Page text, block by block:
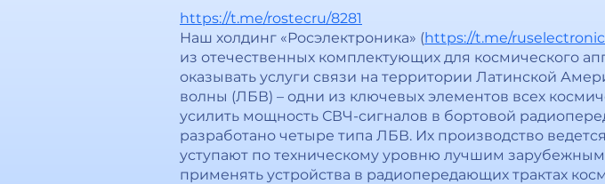
https://t.me/rostecru/8281
Наш холдинг «Росэлектроника» (https://t.me/
из отечественных комплектующих для космического
оказывать услуги связи на территории Латинской
волны (ЛБВ) – одни из ключевых элементов всех
усилить мощность СВЧ-сигналов в бортовой
разработано четыре типа ЛБВ. Их производство
уступают по техническому уровню лучшим
применять устройства в радиопередающих трактах